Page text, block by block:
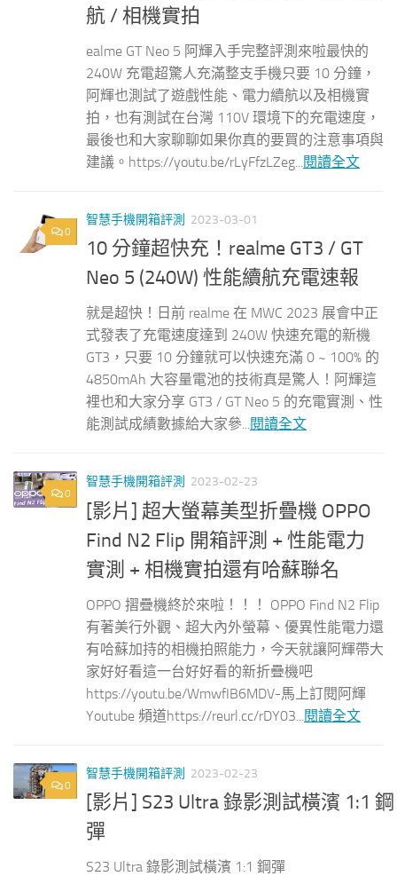
航 / 相機實拍
ealme GT Neo 5 阿輝入手完整評測來啦最快的
240W 充電超驚人充滿整支手機只要 10 分鐘，
阿輝也測試了遊戲性能、電力續航以及相機實
拍，也有測試在台灣 110V 環境下的充電速度，
最後也和大家聊聊如果你真的要買的注意事項與
建議。https://youtu.be/rLyFfzLZeg...閱讀全文
0
智慧手機開箱評測 2023-03-01
10 分鐘超快充！realme GT3 / GT
Neo 5 (240W) 性能續航充電速報
就是超快！日前 realme 在 MWC 2023 展會中正
式發表了充電速度達到 240W 快速充電的新機
GT3，只要 10 分鐘就可以快速充滿 0 ~ 100% 的
4850mAh 大容量電池的技術真是驚人！阿輝這
裡也和大家分享 GT3 / GT Neo 5 的充電實測、性
能測試成績數據給大家參...閱讀全文
0
智慧手機開箱評測 2023-02-23
[影片] 超大螢幕美型折疊機 OPPO
Find N2 Flip 開箱評測 + 性能電力
實測 + 相機實拍還有哈蘇聯名
OPPO 摺疊機終於來啦！！！ OPPO Find N2 Flip
有著美行外觀、超大內外螢幕、優異性能電力還
有哈蘇加持的相機拍照能力，今天就讓阿輝帶大
家好好看這一台好好看的新折疊機吧
https://youtu.be/WmwfIB6MDV-馬上訂閱阿輝
Youtube 頻道https://reurl.cc/rDY03...
閱讀全文
0
智慧手機開箱評測 2023-02-23
[影片] S23 Ultra 錄影測試橫濱 1:1 鋼
彈
S23 Ultra 錄影測試橫濱 1:1 鋼彈